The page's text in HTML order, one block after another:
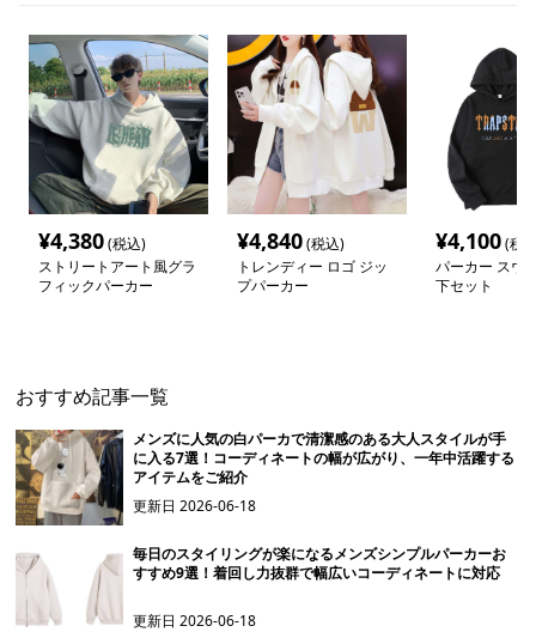
¥4,380(税込)
ストリートアート風グラ
フィックパーカー
¥4,840(税込)
トレンディー ロゴ ジッ
プパーカー
¥4,100(税
パーカー スウ
下セット
おすすめ記事一覧
メンズに人気の白パーカで清潔感のある大人スタイルが手
に入る7選！コーディネートの幅が広がり、一年中活躍する
アイテムをご紹介
更新日2026-06-18
毎日のスタイリングが楽になるメンズシンプルパーカーお
すすめ9選！着回し力抜群で幅広いコーディネートに対応
更新日2026-06-18